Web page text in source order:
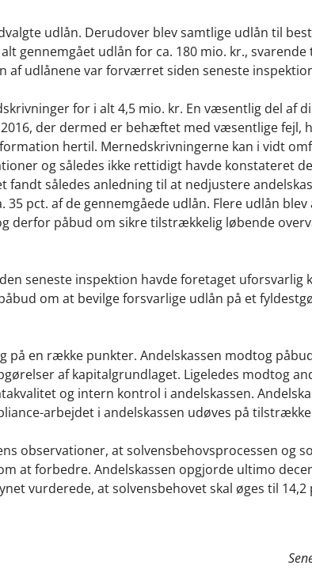
udlån. Derudover blev samtlige udlån til
gennemgået udlån for ca. 180 mio. kr., svarende
af udlånene var forværret siden seneste
for i alt 4,5 mio. kr. En væsentlig del af
der dermed er behæftet med væsentlige fejl,
hertil. Mernedskrivningerne kan i vidt
og således ikke rettidigt havde konstateret
således anledning til at nedjustere
35 pct. af de gennemgåede udlån. Flere udlån
derfor påbud om sikre tilstrækkelig løbende
seneste inspektion havde foretaget uforsvarlig
om at bevilge forsvarlige udlån på et
på en række punkter. Andelskassen modtog
af kapitalgrundlaget. Ligeledes modtog
og intern kontrol i andelskassen.
arbejdet i andelskassen udøves på
observationer, at solvensbehovsprocessen og
at forbedre. Andelskassen opgjorde ultimo
vurderede, at solvensbehovet skal øges til 14,2